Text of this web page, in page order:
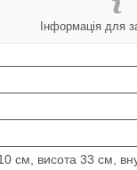
Інформація для
висота 33 см,